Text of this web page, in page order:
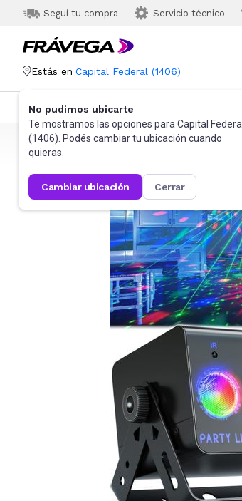
Seguí tu compra Servicio técnico
Estás en Capital Federal (1406)
No pudimos ubicarte
Te mostramos las opciones para Capital Federal
(1406). Podés cambiar tu ubicación cuando
quieras.
cambiar ubicación cerrar
Categorías Más Vendidos
Frávega Iluminación Cabezales móviles